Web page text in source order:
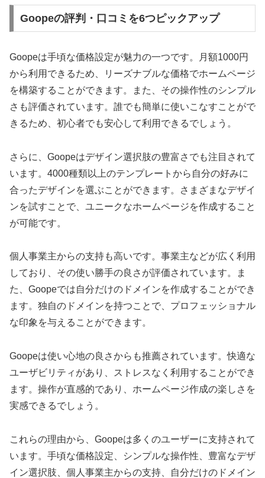
Goopeの評判・口コミを6つピックアップ
Goopeは手頃な価格設定が魅力の一つです。月額1000円
から利用できるため、リーズナブルな価格でホームページ
を構築することができます。また、その操作性のシンプル
さも評価されています。誰でも簡単に使いこなすことがで
きるため、初心者でも安心して利用できるでしょう。
さらに、Goopeはデザイン選択肢の豊富さでも注目されて
います。4000種類以上のテンプレートから自分の好みに
合ったデザインを選ぶことができます。さまざまなデザイ
ンを試すことで、ユニークなホームページを作成すること
が可能です。
個人事業主からの支持も高いです。事業主などが広く利用
しており、その使い勝手の良さが評価されています。ま
た、Goopeでは自分だけのドメインを作成することができ
ます。独自のドメインを持つことで、プロフェッショナル
な印象を与えることができます。
Goopeは使い心地の良さからも推薦されています。快適な
ユーザビリティがあり、ストレスなく利用することができ
ます。操作が直感的であり、ホームページ作成の楽しさを
実感できるでしょう。
これらの理由から、Goopeは多くのユーザーに支持されて
います。手頃な価格設定、シンプルな操作性、豊富なデザ
イン選択肢、個人事業主からの支持、自分だけのドメイン